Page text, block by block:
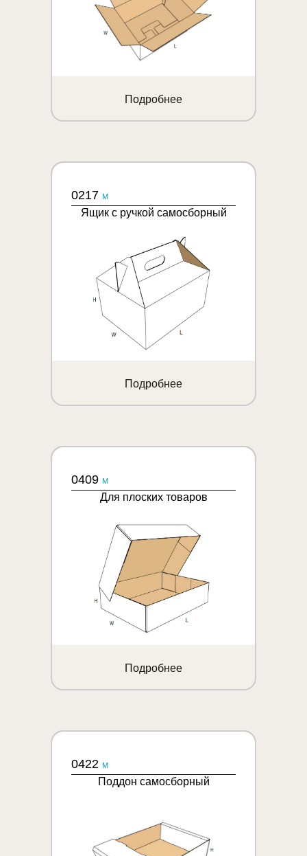
Подробнее
0217 M
Ящик с ручкой самосборный
Подробнее
0409 M
Для плоских товаров
Подробнее
0422 M
Поддон самосборный